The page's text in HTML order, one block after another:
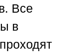
Все
в